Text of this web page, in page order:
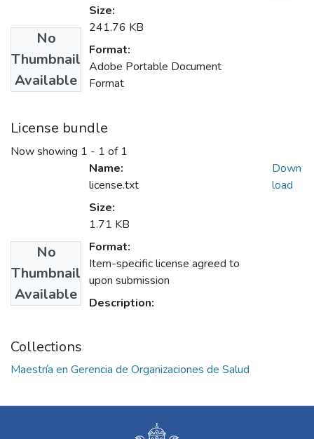
No
Thumbnail
Available
Size:
241.76 KB
Format:
Adobe Portable Document
Format
License bundle
Now showing 1 - 1 of 1
No
Thumbnail
Available
Name:
license.txt
Size:
1.71 KB
Format:
Item-specific license agreed to
upon submission
Description:
Down
load
Collections
Maestría en Gerencia de Organizaciones de Salud